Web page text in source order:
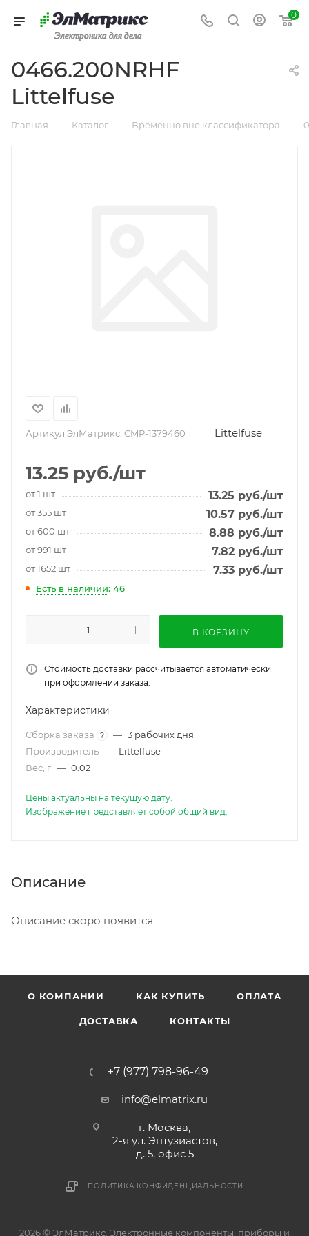
Электроника для дела
0
0466.200NRHF
Littelfuse
Главная — Каталог — Временно вне классификатора —
Артикул ЭлМатрикс: CMP-1379460 Littelfuse
13.25 руб./шт
от 1 шт 13.25 руб./шт
от 355 шт 10.57 руб./шт
от 600 шт 8.88 руб./шт
от 991 шт 7.82 руб./шт
от 1652 шт 7.33 руб./шт
Есть в наличии: 46
В КОРЗИНУ
Стоимость доставки рассчитывается автоматически
при оформлении заказа.
Характеристики
Сборка заказа ? — 3 рабочих дня
Производитель — Littelfuse
Вес, г — 0.02
Цены актуальны на текущую дату.
Изображение представляет собой общий вид.
Описание
Описание скоро появится
О КОМПАНИИ КАК КУПИТЬ ОПЛАТА
ДОСТАВКА КОНТАКТЫ
+7 (977) 798-96-49
info@elmatrix.ru
г. Москва,
2-я ул. Энтузиастов,
д. 5, офис 5
ПОЛИТИКА КОНФИДЕНЦИАЛЬНОСТИ
2026 © ЭлМатрикс. Электронные компоненты, приборы и